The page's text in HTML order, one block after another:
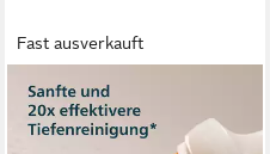
Fast ausverkauft
PHILIPS SONICARE
Elektrische Zahnbürste
DiamondClean Prestige 9900